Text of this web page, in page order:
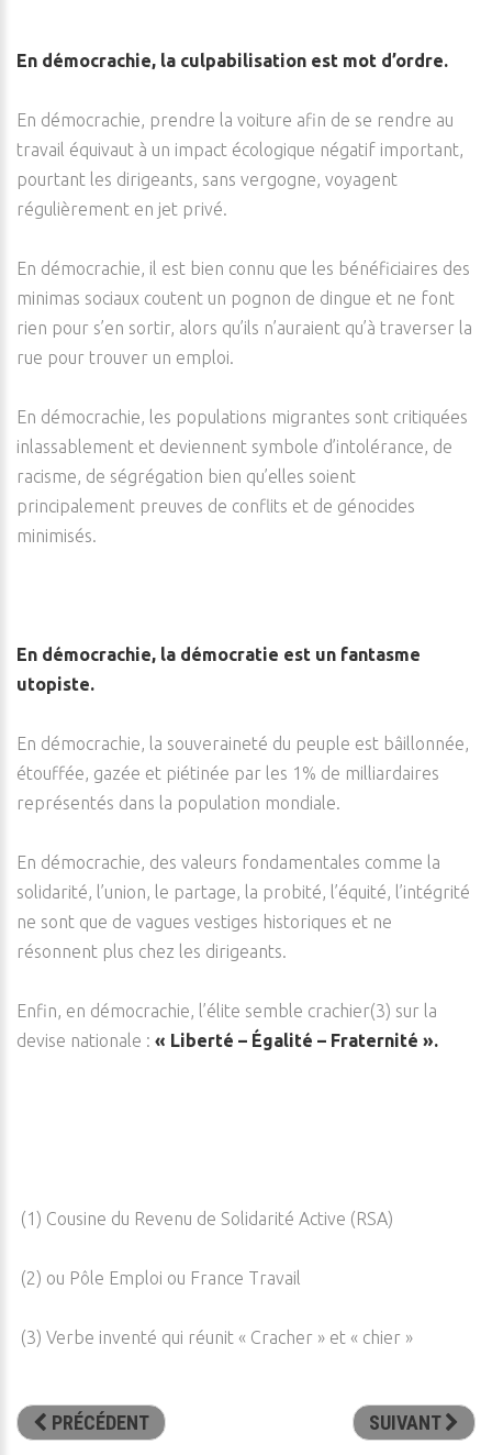
En démocrachie, la culpabilisation est mot d’ordre.
En démocrachie, prendre la voiture afin de se rendre au
travail équivaut à un impact écologique négatif important,
pourtant les dirigeants, sans vergogne, voyagent
régulièrement en jet privé.
En démocrachie, il est bien connu que les bénéficiaires des
minimas sociaux coutent un pognon de dingue et ne font
rien pour s’en sortir, alors qu’ils n’auraient qu’à traverser la
rue pour trouver un emploi.
En démocrachie, les populations migrantes sont critiquées
inlassablement et deviennent symbole d’intolérance, de
racisme, de ségrégation bien qu’elles soient
principalement preuves de conflits et de génocides
minimisés.
En démocrachie, la démocratie est un fantasme
utopiste.
En démocrachie, la souveraineté du peuple est bâillonnée,
étouffée, gazée et piétinée par les 1% de milliardaires
représentés dans la population mondiale.
En démocrachie, des valeurs fondamentales comme la
solidarité, l’union, le partage, la probité, l’équité, l’intégrité
ne sont que de vagues vestiges historiques et ne
résonnent plus chez les dirigeants.
Enfin, en démocrachie, l’élite semble crachier(3) sur la
devise nationale : « Liberté – Égalité – Fraternité ».
(1) Cousine du Revenu de Solidarité Active (RSA)
(2) ou Pôle Emploi ou France Travail
(3) Verbe inventé qui réunit « Cracher » et « chier »
PRÉCÉDENT SUIVANT